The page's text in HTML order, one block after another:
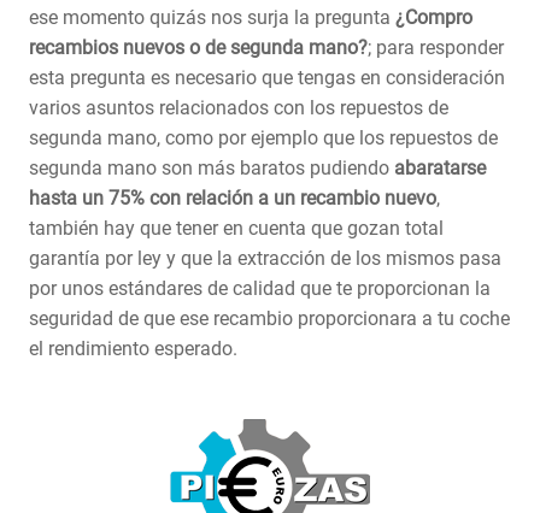
ese momento quizás nos surja la pregunta ¿Compro
recambios nuevos o de segunda mano?; para responder
esta pregunta es necesario que tengas en consideración
varios asuntos relacionados con los repuestos de
segunda mano, como por ejemplo que los repuestos de
segunda mano son más baratos pudiendo abaratarse
hasta un 75% con relación a un recambio nuevo,
también hay que tener en cuenta que gozan total
garantía por ley y que la extracción de los mismos pasa
por unos estándares de calidad que te proporcionan la
seguridad de que ese recambio proporcionara a tu coche
el rendimiento esperado.